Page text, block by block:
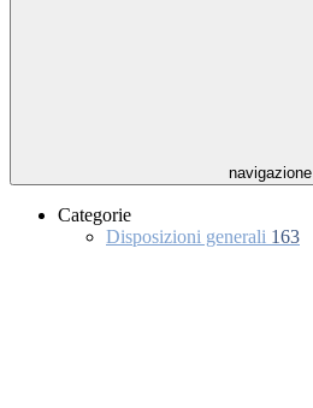
navigazione
Categorie
Disposizioni generali 163